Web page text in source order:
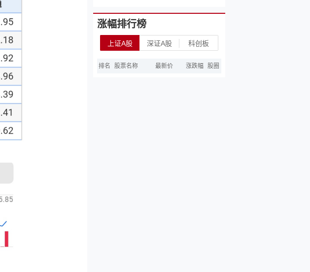
涨幅排行榜
上证A股 深证A股 科创板
排名 股票名称 最新价 涨跌幅 股圈